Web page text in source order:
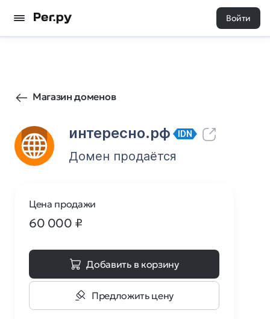
Войти
Магазин доменов
интересно.рф IDN
30 0
Домен продаётся
Цена продажи
60 000 ₽
Добавить в корзину
Предложить цену